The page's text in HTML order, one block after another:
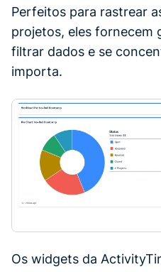
Perfeitos para rastrear
projetos, eles fornecem
filtrar dados e se
importa.
Os widgets da